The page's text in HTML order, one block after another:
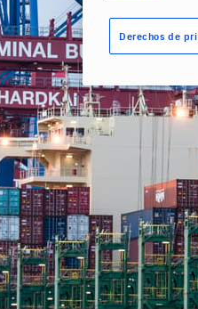
Derechos de